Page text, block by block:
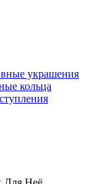
украшения
кольца